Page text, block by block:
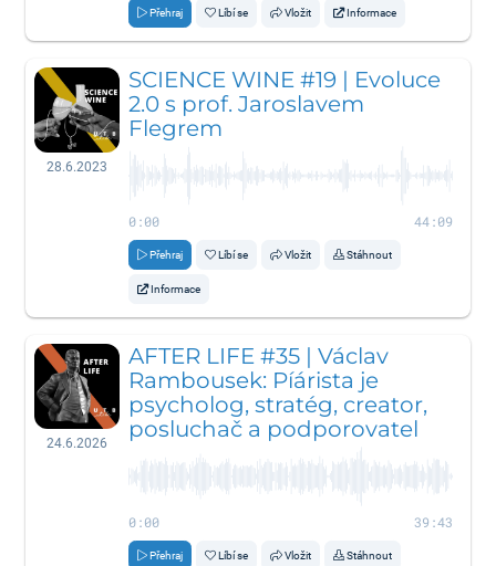
Přehraj Líbí se Vložit Informace
28.6.2023
SCIENCE WINE #19 | Evoluce
2.0 s prof. Jaroslavem
Flegrem
0:00 44:09
Přehraj Líbí se Vložit Stáhnout
Informace
24.6.2026
AFTER LIFE #35 | Václav
Rambousek: Píárista je
psycholog, stratég, creator,
posluchač a podporovatel
0:00 39:43
Přehraj Líbí se Vložit Stáhnout